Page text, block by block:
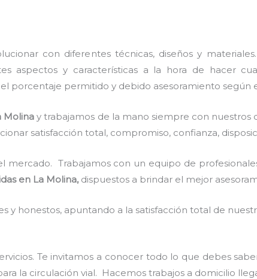
con diferentes técnicas, diseños y
aspectos y características a la hora de hacer
porcentaje permitido y debido asesoramiento según
Molinay trabajamos de la mano siempre con
satisfacción total, compromiso, confianza,
mercado. Trabajamos con un equipo de
en La Molina, dispuestos a brindar el mejor
y honestos, apuntando a la satisfacción total de
Te invitamos a conocer todo lo que debes
la circulación vial. Hacemos trabajos a domicilio